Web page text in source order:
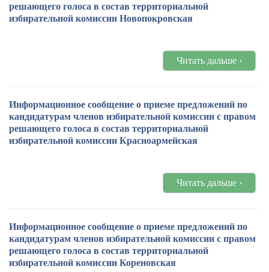
решающего голоса в состав территориальной
избирательной комиссии Новопокровская
Читать дальше ›
Информационное сообщение о приеме предложений по
кандидатурам членов избирательной комиссии с правом
решающего голоса в состав территориальной
избирательной комиссии Красноармейская
Читать дальше ›
Информационное сообщение о приеме предложений по
кандидатурам членов избирательной комиссии с правом
решающего голоса в состав территориальной
избирательной комиссии Кореновская